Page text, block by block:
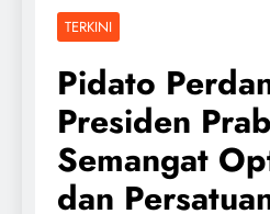
TERKINI
Pidato
Presiden
Semangat
dan